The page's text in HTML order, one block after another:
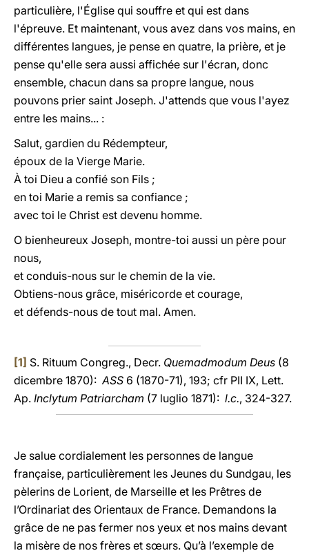
particulière, l'Église qui souffre et qui est dans
l'épreuve. Et maintenant, vous avez dans vos mains, en
différentes langues, je pense en quatre, la prière, et je
pense qu'elle sera aussi affichée sur l'écran, donc
ensemble, chacun dans sa propre langue, nous
pouvons prier saint Joseph. J'attends que vous l'ayez
entre les mains... :
Salut, gardien du Rédempteur,
époux de la Vierge Marie.
À toi Dieu a confié son Fils ;
en toi Marie a remis sa confiance ;
avec toi le Christ est devenu homme.
O bienheureux Joseph, montre-toi aussi un père pour
nous,
et conduis-nous sur le chemin de la vie.
Obtiens-nous grâce, miséricorde et courage,
et défends-nous de tout mal. Amen.
[1] S. Rituum Congreg., Decr. Quemadmodum Deus (8
dicembre 1870):ASS 6 (1870-71), 193; cfr PII IX, Lett.
Ap. Inclytum Patriarcham (7 luglio 1871): l.c., 324-327.
Je salue cordialement les personnes de langue
française, particulièrement les Jeunes du Sundgau, les
pèlerins de Lorient, de Marseille et les Prêtres de
l’Ordinariat des Orientaux de France. Demandons la
grâce de ne pas fermer nos yeux et nos mains devant
la misère de nos frères et sœurs. Qu’à l’exemple de